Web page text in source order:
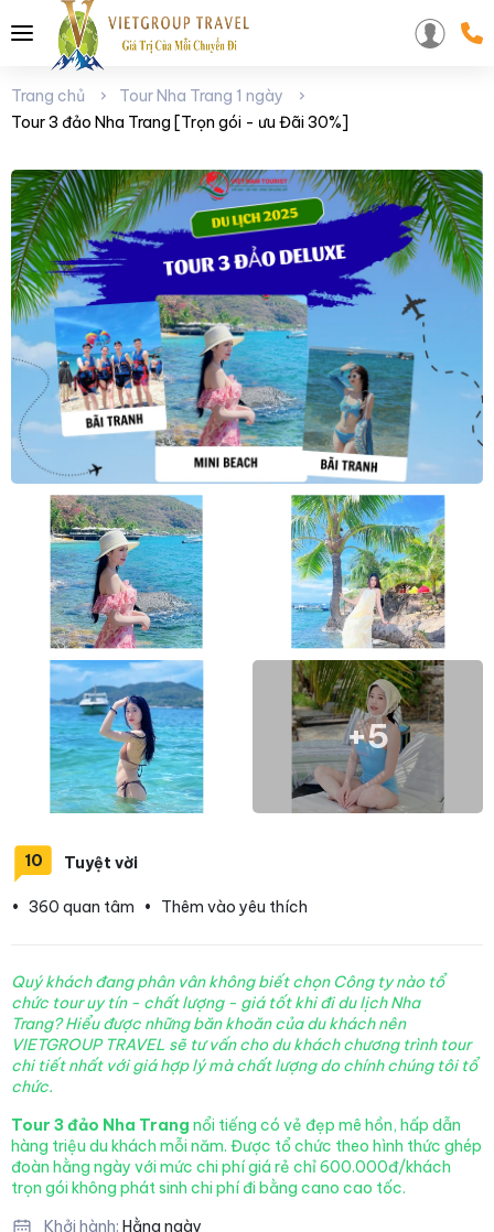
Trang chủ
Tour Nha Trang 1 ngày
Tour 3 đảo Nha Trang [Trọn gói - ưu Đãi 30%]
+5
10 Tuyệt vời
• 360 quan tâm • Thêm vào yêu thích
Quý khách đang phân vân không biết chọn Công ty nào tổ
chức tour uy tín - chất lượng - giá tốt khi đi du lịch Nha
Trang? Hiểu được những băn khoăn của du khách nên
VIETGROUP TRAVEL sẽ tư vấn cho du khách chương trình tour
chi tiết nhất với giá hợp lý mà chất lượng do chính chúng tôi tổ
chức.
Tour 3 đảo Nha Trang nổi tiếng có vẻ đẹp mê hồn, hấp dẫn
hàng triệu du khách mỗi năm. Được tổ chức theo hình thức ghép
đoàn hằng ngày với mức chi phí giá rẻ chỉ 600.000đ/khách
trọn gói không phát sinh chi phí đi bằng cano cao tốc.
Khởi hành: Hằng ngày